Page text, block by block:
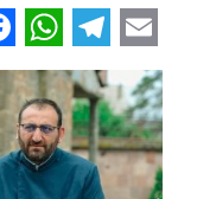
Fa
ce
b
o
o
W
h
at
s
A
Te
gr
a
m
m
ail